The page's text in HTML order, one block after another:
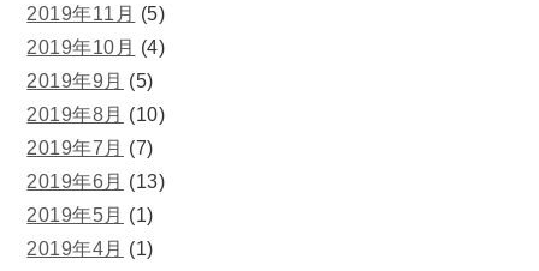
2019年11月 (5)
2019年10月 (4)
2019年9月 (5)
2019年8月 (10)
2019年7月 (7)
2019年6月 (13)
2019年5月 (1)
2019年4月 (1)